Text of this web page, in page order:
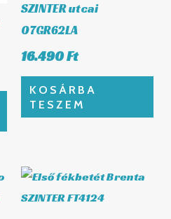
SZINTER utcai
07GR62LA
16.490Ft
KOSÁRBA
TESZEM